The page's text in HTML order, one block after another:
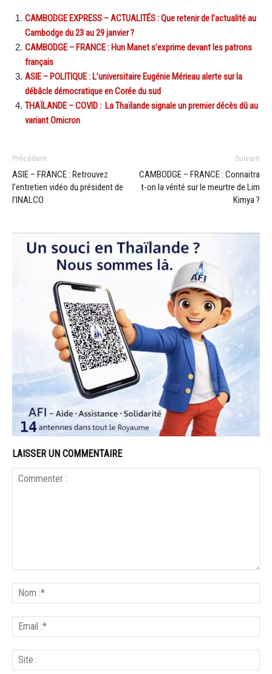
CAMBODGE EXPRESS – ACTUALITÉS : Que retenir de l’actualité au
Cambodge du 23 au 29 janvier ?
CAMBODGE – FRANCE : Hun Manet s’exprime devant les patrons
français
ASIE – POLITIQUE : L’universitaire Eugénie Mérieau alerte sur la
débâcle démocratique en Corée du sud
THAÏLANDE – COVID : La Thaïlande signale un premier décès dû au
variant Omicron
Précédent
ASIE – FRANCE : Retrouvez
l’entretien vidéo du président de
l’INALCO
Suivant
CAMBODGE – FRANCE : Connaitra
t-on la vérité sur le meurtre de Lim
Kimya ?
LAISSER UN COMMENTAIRE